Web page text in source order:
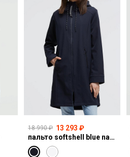
18 990 ₽ 13 293 ₽
пальто softshell blue navy